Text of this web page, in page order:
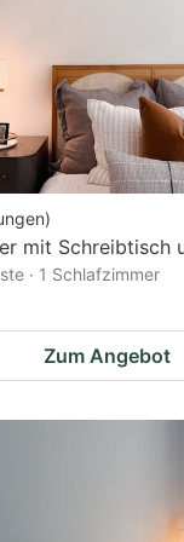
)
mit Schreibtisch
· 1 Schlafzimmer
Zum Angebot